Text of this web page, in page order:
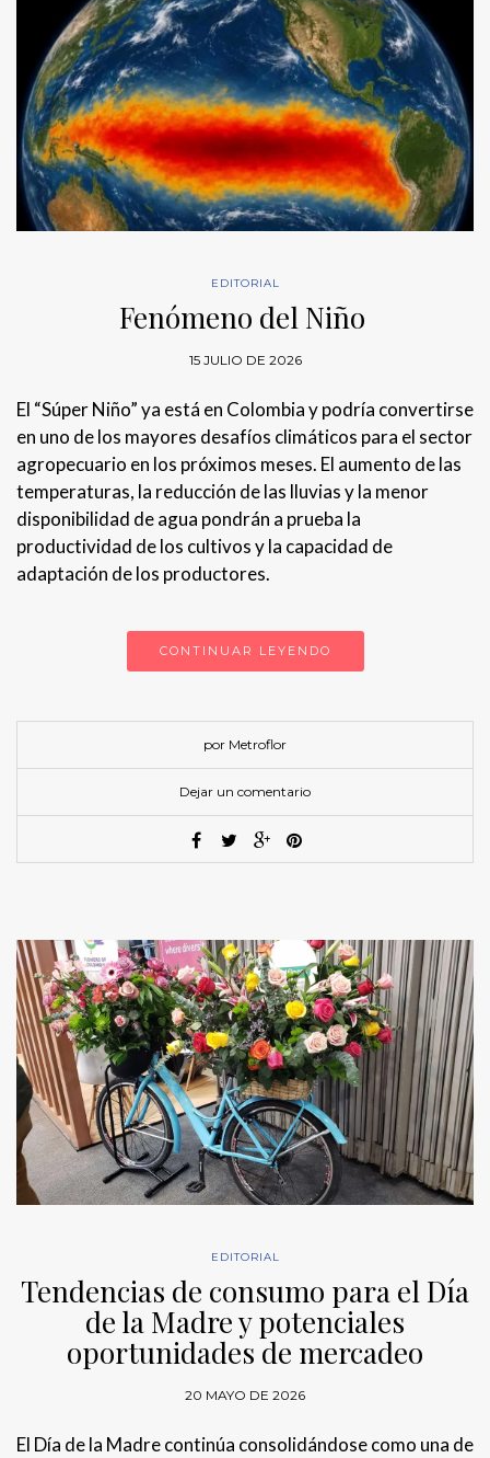
EDITORIAL
Fenómeno del Niño
15 JULIO DE 2026
El “Súper Niño” ya está en Colombia y podría convertirse
en uno de los mayores desafíos climáticos para el sector
agropecuario en los próximos meses. El aumento de las
temperaturas, la reducción de las lluvias y la menor
disponibilidad de agua pondrán a prueba la
productividad de los cultivos y la capacidad de
adaptación de los productores.
CONTINUAR LEYENDO
por Metroflor
Dejar un comentario
EDITORIAL
Tendencias de consumo para el Día
de la Madre y potenciales
oportunidades de mercadeo
20 MAYO DE 2026
El Día de la Madre continúa consolidándose como una de